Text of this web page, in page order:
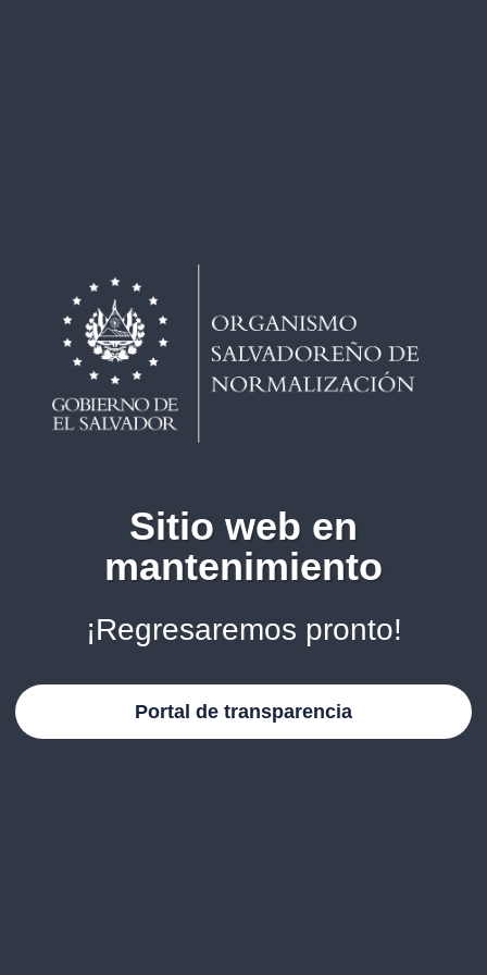
Sitio web en
mantenimiento
¡Regresaremos pronto!
Portal de transparencia